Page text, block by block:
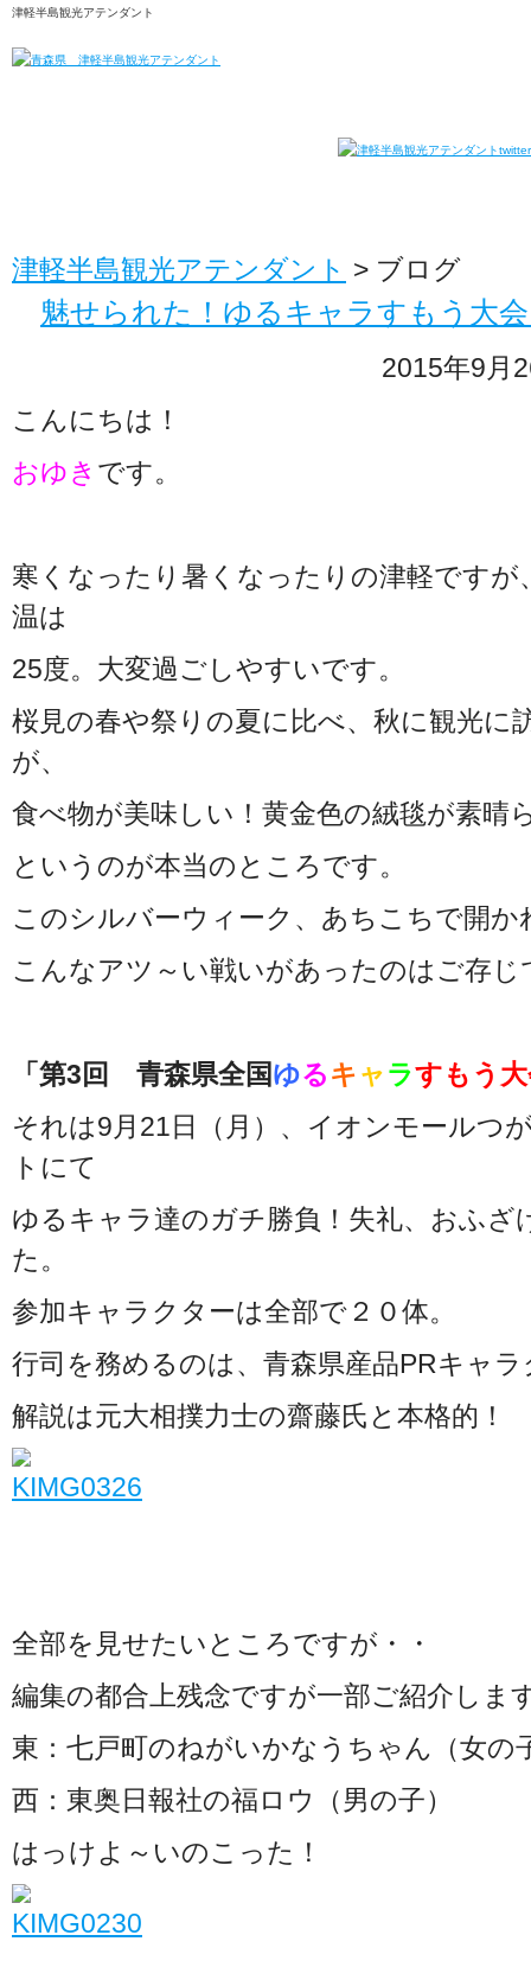
津軽半島観光アテンダント
津軽半島観光アテンダント > ブログ
魅せられた！ゆるキャラすもう大
2015年9月
こんにちは！
おゆき です。
寒くなったり暑くなったりの津軽です
温は
25度。大変過ごしやすいです。
桜見の春や祭りの夏に比べ、秋に観光に
が、
食べ物が美味しい！黄金色の絨毯が素晴
というのが本当のところです。
このシルバーウィーク、あちこちで開
こんなアツ～い戦いがあったのはご存じ
「第3回 青森県全国ゆるキャラすもう
それは9月21日（月）、イオンモール
トにて
ゆるキャラ達のガチ勝負！失礼、おふざ
た。
参加キャラクターは全部で２０体。
行司を務めるのは、青森県産品PRキャ
解説は元大相撲力士の齋藤氏と本格的！
全部を見せたいところですが・・
編集の都合上残念ですが一部ご紹介しま
東：七戸町のねがいかなうちゃん（女の
西：東奥日報社の福ロウ（男の子）
はっけよ～いのこった！